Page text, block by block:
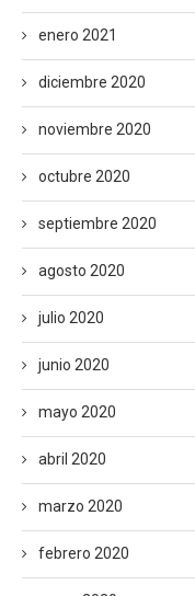
enero 2021
diciembre 2020
noviembre 2020
octubre 2020
septiembre 2020
agosto 2020
julio 2020
junio 2020
mayo 2020
abril 2020
marzo 2020
febrero 2020